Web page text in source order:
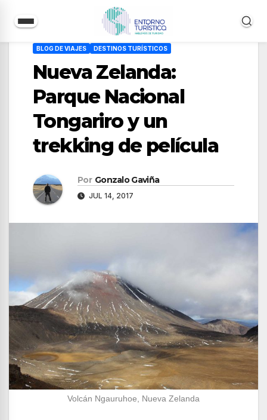
contenido
BLOG DE VIAJES DESTINOS TURÍSTICOS
Nueva Zelanda:
Parque Nacional
Tongariro y un
trekking de película
Por Gonzalo Gaviña
JUL 14, 2017
Volcán Ngauruhoe, Nueva Zelanda